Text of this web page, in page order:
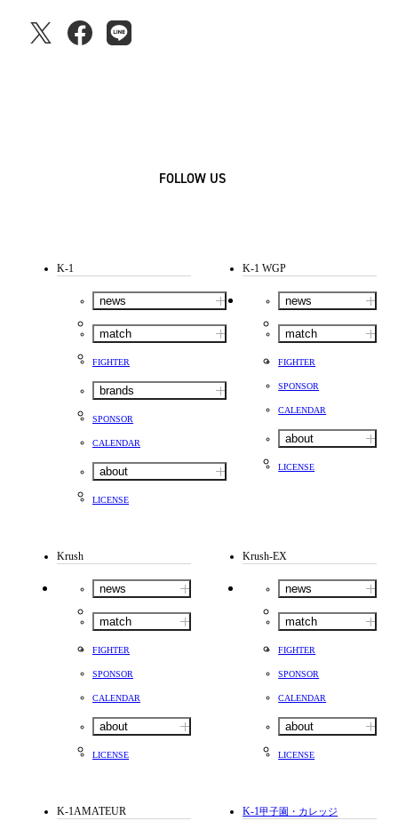
FOLLOW US
K-1
news
match
FIGHTER
brands
SPONSOR
CALENDAR
about
LICENSE
K-1 WGP
news
match
FIGHTER
SPONSOR
CALENDAR
about
LICENSE
Krush
news
match
FIGHTER
SPONSOR
CALENDAR
about
LICENSE
Krush-EX
news
match
FIGHTER
SPONSOR
CALENDAR
about
LICENSE
K-1AMATEUR K-1甲子園・カレッジ